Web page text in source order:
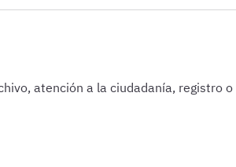
atención a la ciudadanía, registro o